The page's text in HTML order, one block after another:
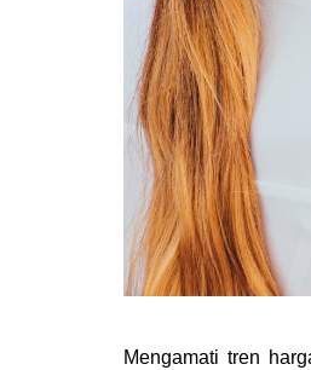
Mengamati tren